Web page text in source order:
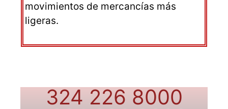
movimientos de mercancías más
ligeras.
324 226 8000